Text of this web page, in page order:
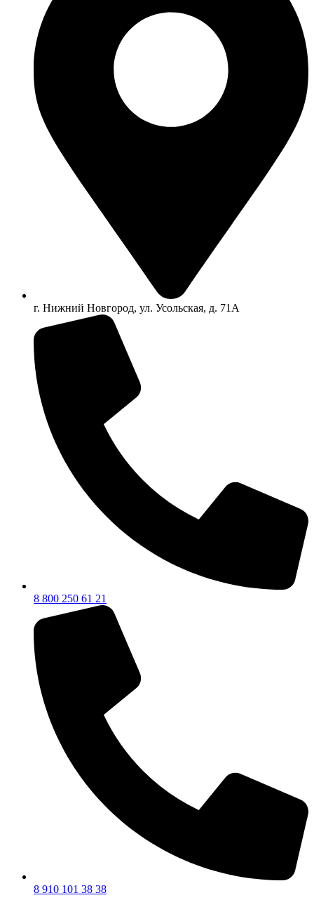
г. Нижний Новгород, ул. Усольская, д. 71А
8 800 250 61 21
8 910 101 38 38